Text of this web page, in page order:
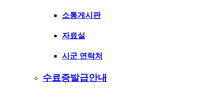
소통게시판
자료실
시군 연락처
수료증발급안내